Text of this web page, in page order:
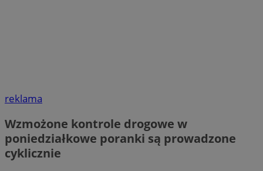
reklama
Wzmożone kontrole drogowe w
poniedziałkowe poranki są prowadzone
cyklicznie